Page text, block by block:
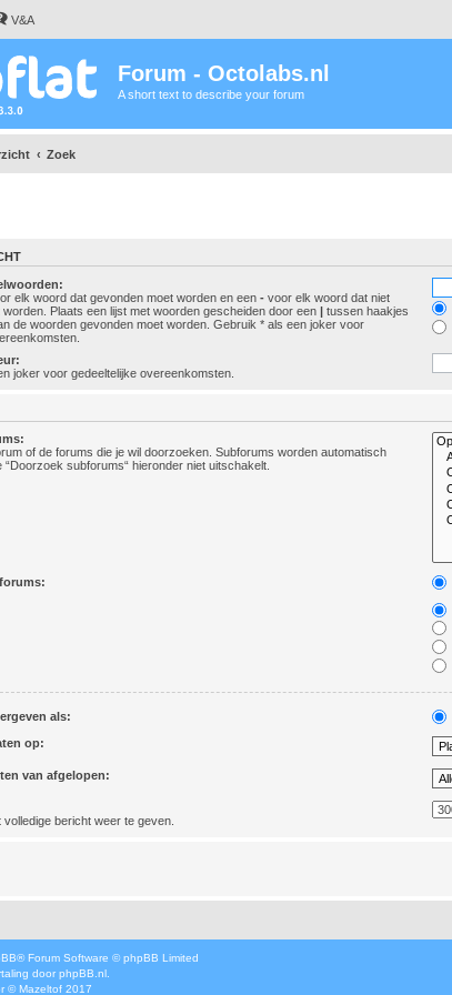
V&A
Forum - Octolabs.nl
A short text to describe your forum
Zoek
elk woord dat gevonden moet worden en een - voor elk woord dat niet
Plaats een lijst met woorden gescheiden door een | tussen haakjes
de woorden gevonden moet worden. Gebruik * als een joker voor
joker voor gedeeltelijke overeenkomsten.
of de forums die je wil doorzoeken. Subforums worden automatisch
subforums“ hieronder niet uitschakelt.
als:
op:
van afgelopen:
bericht weer te geven.
® Forum Software © phpBB Limited
door phpBB.nl
©Mazeltof 2017